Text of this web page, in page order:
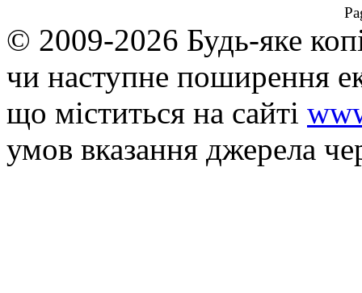
© 2009-2026 Будь-яке
чи наступне поширення
що мiститься на сайті
умов вказання джерела